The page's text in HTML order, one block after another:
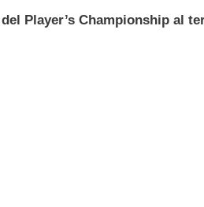
Player’s Championship al